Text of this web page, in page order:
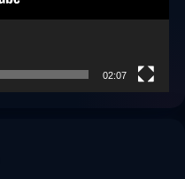
02:07